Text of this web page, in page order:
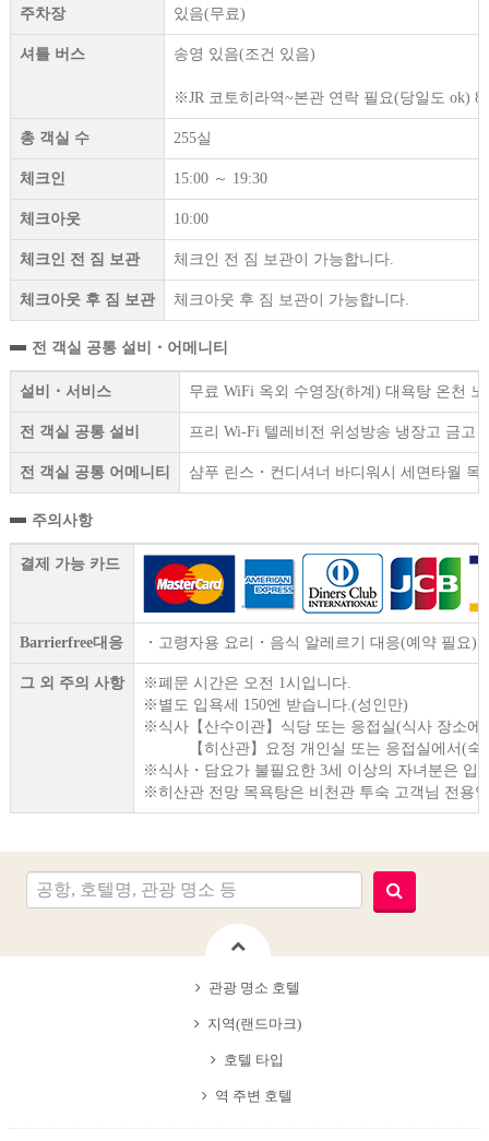
주차장 있음(무료)
셔틀 버스 송영 있음(조건 있음)
※JR 코토히라역~본관 연락 필요(당일도 ok) 8
총 객실 수 255실
체크인 15:00 ～ 19:30
체크아웃 10:00
체크인 전 짐 보관 체크인 전 짐 보관이 가능합니다.
체크아웃 후 짐 보관 체크아웃 후 짐 보관이 가능합니다.
전 객실 공통 설비・어메니티
설비・서비스 무료 WiFi 옥외 수영장(하계) 대욕탕 온천
전 객실 공통 설비 프리 Wi-Fi 텔레비전 위성방송 냉장고 금고
전 객실 공통 어메니티 샴푸 린스・컨디셔너 바디워시 세면타월
주의사항
결제 가능 카드
Barrierfree대응 ・고령자용 요리・음식 알레르기 대응(예약 필요)
그 외 주의 사항
※폐문 시간은 오전 1시입니다.
※별도 입욕세 150엔 받습니다.(성인만)
※식사【산수이관】식당 또는 응접실(식사 장소
【히산관】요정 개인실 또는 응접실에서(숙
※식사・담요가 불필요한 3세 이상의 자녀분은 입
※히산관 전망 목욕탕은 비천관 투숙 고객님 전용
관광 명소 호텔
지역(랜드마크)
호텔 타입
역 주변 호텔